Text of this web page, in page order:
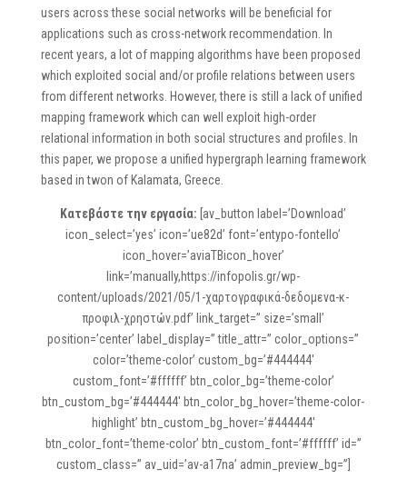
users across these social networks will be beneficial for
applications such as cross-network recommendation. In
recent years, a lot of mapping algorithms have been proposed
which exploited social and/or profile relations between users
from different networks. However, there is still a lack of unified
mapping framework which can well exploit high-order
relational information in both social structures and profiles. In
this paper, we propose a unified hypergraph learning framework
based in twon of Kalamata, Greece.
Κατεβάστε την εργασία: [av_button label=’Download’
icon_select=’yes’ icon=’ue82d’ font=’entypo-fontello’
icon_hover=’aviaTBicon_hover’
link=’manually,https://infopolis.gr/wp-
content/uploads/2021/05/1-χαρτογραφικά-δεδομενα-κ-
προφιλ-χρηστών.pdf’ link_target=” size=’small’
position=’center’ label_display=” title_attr=” color_options=”
color=’theme-color’ custom_bg=’#444444′
custom_font=’#ffffff’ btn_color_bg=’theme-color’
btn_custom_bg=’#444444′ btn_color_bg_hover=’theme-color-
highlight’ btn_custom_bg_hover=’#444444′
btn_color_font=’theme-color’ btn_custom_font=’#ffffff’ id=”
custom_class=” av_uid=’av-a17na’ admin_preview_bg=”]